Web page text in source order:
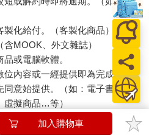
化給付。（客製化商品）
MOOK、外文雜誌）
或電腦軟體。
位內容或一經提供即為完成之線
同意始提供。（如：電子書、電
虛擬商品…等）
。（如：內衣褲、刮鬍刀、除毛
加入購物車